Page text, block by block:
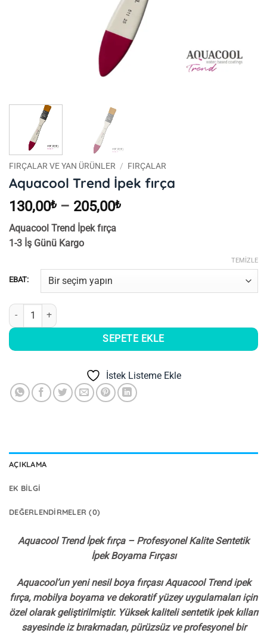
FIRÇALAR VE YAN ÜRÜNLER / FIRÇALAR
Aquacool Trend İpek fırça
130,00₺ – 205,00₺Fiyat
Aquacool Trend İpek fırça
1-3 İş Günü Kargo
EBAT:
TEMIZLE
Aquacool Trend İpek fırça adet
SEPETE EKLE
İstek Listeme Ekle
AÇIKLAMA
EK BILGI
DEĞERLENDIRMELER (0)
Aquacool Trend İpek fırça – Profesyonel Kalite Sentetik
İpek Boyama Fırçası
Aquacool’un yeni nesil boya fırçası Aquacool Trend ipek
fırça, mobilya boyama ve dekoratif yüzey uygulamaları için
özel olarak geliştirilmiştir. Yüksek kaliteli sentetik ipek kılları
sayesinde iz bırakmadan, pürüzsüz ve profesyonel bir